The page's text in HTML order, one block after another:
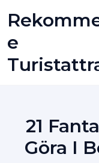
E
21
Göra I